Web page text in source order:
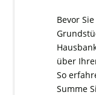
Bevor
über
So
Summe